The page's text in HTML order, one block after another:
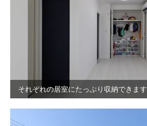
それぞれの居室にたっぷり収納できます